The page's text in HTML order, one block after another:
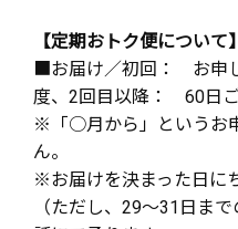
【定期おトク便について】
■お届け／初回： お申
度、2回目以降： 60日
※「○月から」というお
ん。
※お届けを決まった日に
（ただし、29～31日ま